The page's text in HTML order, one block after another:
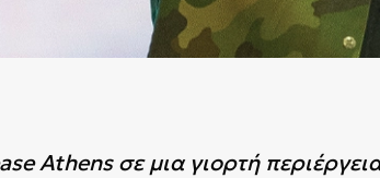
Athens σε μια γιορτή